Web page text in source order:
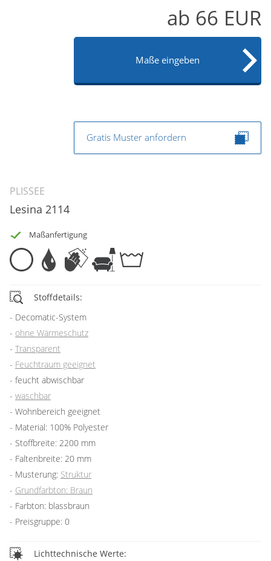
PLISSEE
Lesina 2114
Maßanfertigung
Stoffdetails:
Decomatic-System
ohne Wärmeschutz
Transparent
Feuchtraum geeignet
feucht abwischbar
waschbar
Wohnbereich geeignet
Material: 100% Polyester
Stoffbreite: 2200 mm
Faltenbreite: 20 mm
Musterung: Struktur
Grundfarbton: Braun
Farbton: blassbraun
Preisgruppe: 0
Lichttechnische Werte:
ab 66 EUR
Maße eingeben
Gratis Muster anfordern